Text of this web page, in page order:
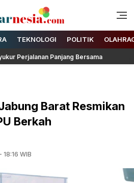
Radarnesia
Enak Dibaca
TEKNOLOGI POLITIK
Panjang Bersama
Barat Resmikan
Berkah
WIB